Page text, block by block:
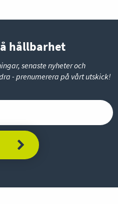
hållbarhet
senaste nyheter och
- prenumerera på vårt utskick!